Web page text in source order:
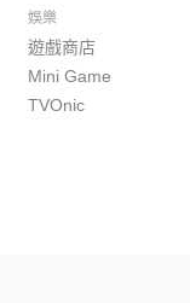
娛樂
遊戲商店
Mini Game
TVOnic